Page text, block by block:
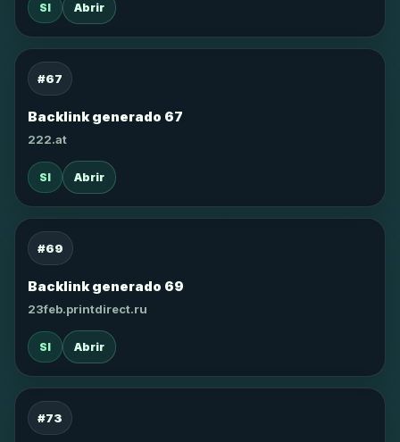
SI Abrir
#67
Backlink generado 67
222.at
SI Abrir
#69
Backlink generado 69
23feb.printdirect.ru
SI Abrir
#73